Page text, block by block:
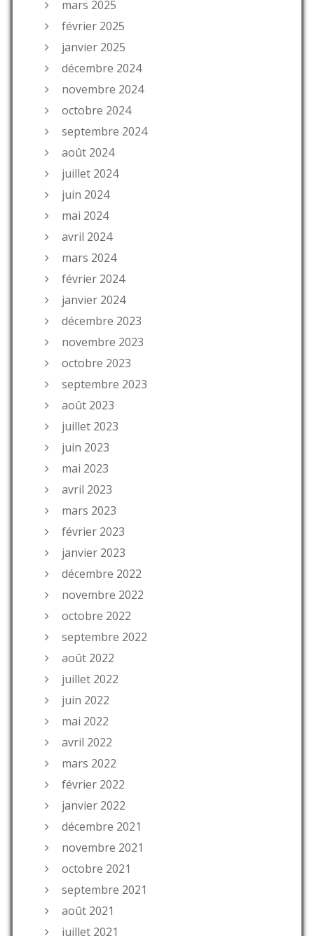
mars 2025
février 2025
janvier 2025
décembre 2024
novembre 2024
octobre 2024
septembre 2024
août 2024
juillet 2024
juin 2024
mai 2024
avril 2024
mars 2024
février 2024
janvier 2024
décembre 2023
novembre 2023
octobre 2023
septembre 2023
août 2023
juillet 2023
juin 2023
mai 2023
avril 2023
mars 2023
février 2023
janvier 2023
décembre 2022
novembre 2022
octobre 2022
septembre 2022
août 2022
juillet 2022
juin 2022
mai 2022
avril 2022
mars 2022
février 2022
janvier 2022
décembre 2021
novembre 2021
octobre 2021
septembre 2021
août 2021
juillet 2021